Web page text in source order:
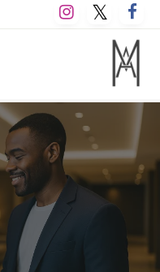
التخطي
إلى
المحتوى
M A hotels | إم ايه هوتيلز
الموقع الأول للعاملين في